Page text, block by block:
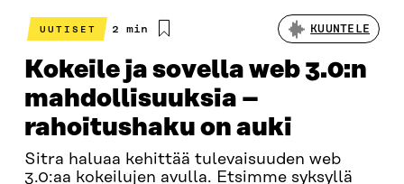
UUTISET
Arvioitu
2 min KUUNTELE
Kokeile ja sovella web 3.0:n
mahdollisuuksia –
rahoitushaku on auki
Sitra haluaa kehittää tulevaisuuden web
3.0:aa kokeilujen avulla. Etsimme syksyllä